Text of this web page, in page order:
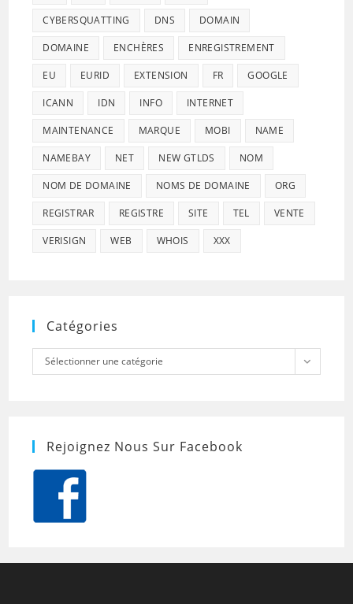
CYBERSQUATTING DNS DOMAIN
DOMAINE ENCHÈRES ENREGISTREMENT
EU EURID EXTENSION FR GOOGLE
ICANN IDN INFO INTERNET
MAINTENANCE MARQUE MOBI NAME
NAMEBAY NET NEW GTLDS NOM
NOM DE DOMAINE NOMS DE DOMAINE ORG
REGISTRAR REGISTRE SITE TEL VENTE
VERISIGN WEB WHOIS XXX
Catégories
Catégories
Sélectionner une catégorie
Rejoignez Nous Sur Facebook